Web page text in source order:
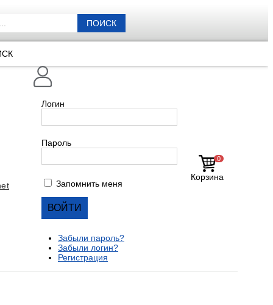
ПОИСК
0
Корзина
Логин
Пароль
Запомнить меня
Забыли пароль?
Забыли логин?
Регистрация